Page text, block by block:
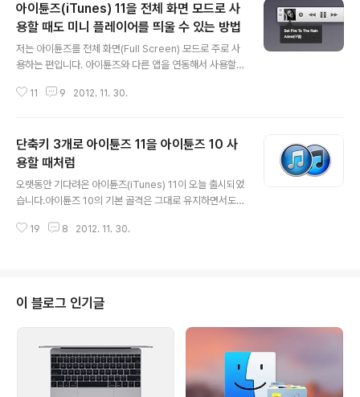
아이튠즈(iTunes) 11을 전체 화면 모드로 사
용할 때도 미니 플레이어를 띄울 수 있는 방법
저는 아이튠즈를 전체 화면(Full Screen) 모드로 주로 사
용하는 편입니다. 아이튠즈와 다른 앱을 연동해서 사용할
면 집중력이 떨어져서 인데요, 그래도 지금 재생되는 노래
Tunification같은 외부 프로그램을 사용해 OS X 알림으
로 재생 중인 음악 정보를 화면에 표시했습니다. 이번에 아
이튠즈 11 자체적으로 음악 재생을 비롯해 앨범과 가수 정
보, 또 일종의 예약 선곡 기능이라 할 수 있는 '다음 항목 올
이어(Mini Player)가 도입되면서 이런 외부 ..
11 9 2012. 11. 30.
단축키 3개로 아이튠즈 11을 아이튠즈 10 사
용할 때처럼
오랫동안 기다려온 아이튠즈(iTunes) 11이 오늘 출시되었
습니다.아이튠즈 10의 기본 골격은 그대로 유지하면서도
그 모습이 굉장히 낯설지만 만약 차세대 OS X이 나온다면
적응이 안되는 부분들도 있는 것 같습니다. 앞서 말씀드린
것처럼 아이튠즈 10의 골격이 그대로 유지되고 있는데다
또 필요에 따라 사용자가 이전 인터페이스를 다시 불러올
수 있는 방법이 아이튠즈 11에 자체적으로 마련되어 있습
니다.단축키 3개만 익히시면 됩니다. + 클릭질 1번 포함해
서요 :-) 아이튠즈 11..
19 8 2012. 11. 30.
이 블로그 인기글